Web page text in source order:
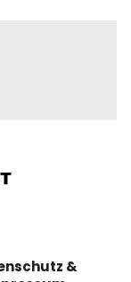
&